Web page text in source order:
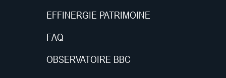
EFFINERGIE PATRIMOINE
FAQ
OBSERVATOIRE BBC